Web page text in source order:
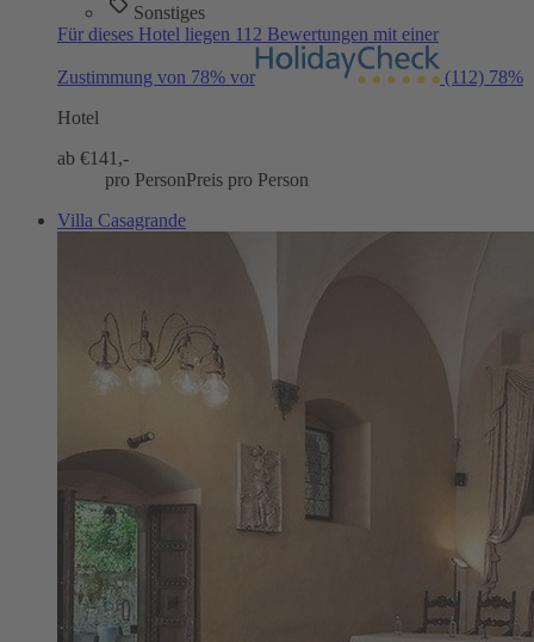
Sonstiges
Für dieses Hotel liegen 112 Bewertungen mit einer
Zustimmung von 78% vor (112) 78%
Hotel
ab €141,-
pro PersonPreis pro Person
Villa Casagrande